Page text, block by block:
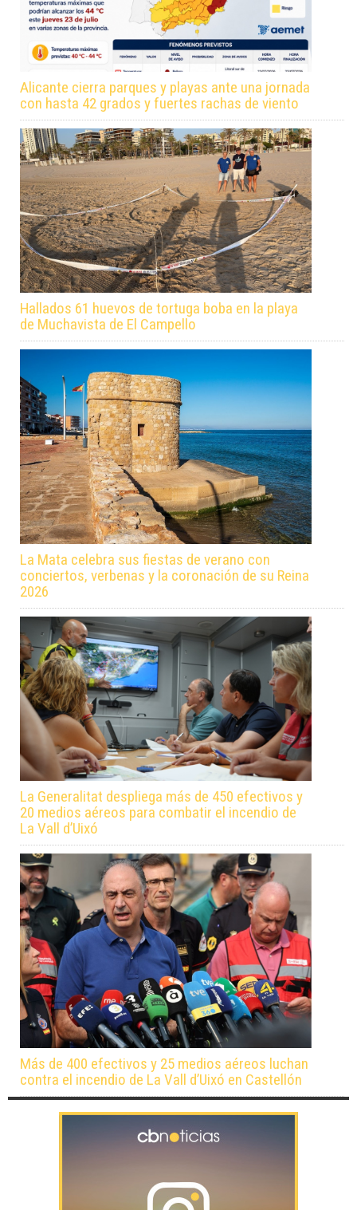
Alicante cierra parques y playas ante una jornada
con hasta 42 grados y fuertes rachas de viento
Hallados 61 huevos de tortuga boba en la playa
de Muchavista de El Campello
La Mata celebra sus fiestas de verano con
conciertos, verbenas y la coronación de su Reina
2026
La Generalitat despliega más de 450 efectivos y
20 medios aéreos para combatir el incendio de
La Vall d’Uixó
Más de 400 efectivos y 25 medios aéreos luchan
contra el incendio de La Vall d’Uixó en Castellón